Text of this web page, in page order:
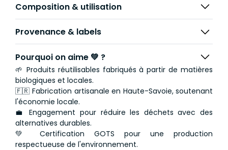
Composition & utilisation
Provenance & labels
Pourquoi on aime 💚 ?
🌱 Produits réutilisables fabriqués à partir de matières
biologiques et locales.
🇫🇷 Fabrication artisanale en Haute-Savoie, soutenant
l'économie locale.
💼 Engagement pour réduire les déchets avec des
alternatives durables.
💚 Certification GOTS pour une production
respectueuse de l'environnement.